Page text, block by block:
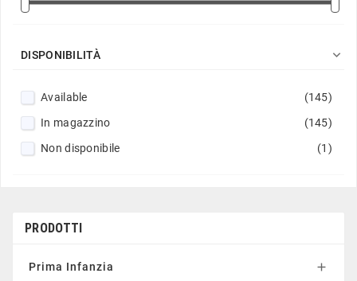
DISPONIBILITÀ 
Available
(145)
In magazzino
(145)
Non disponibile
(1)
PRODOTTI
Prima Infanzia 